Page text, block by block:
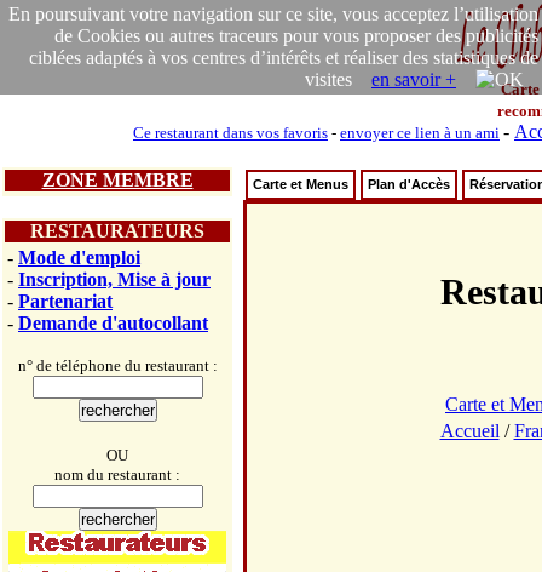
En poursuivant votre navigation sur ce site, vous acceptez l’utilisation
de Cookies ou autres traceurs pour vous proposer des publicités
ciblées adaptés à vos centres d’intérêts et réaliser des statistiques de
visites en savoir +
Carte
Ce restaurant dans vos favoris - envoyer ce lien à un ami -
ZONE MEMBRE
RESTAURATEURS
- Mode d'emploi
- Inscription, Mise à jour
- Partenariat
- Demande d'autocollant
n° de téléphone du restaurant :
OU
nom du restaurant :
Carte et Menus Plan d'Accès
Carte et
Accueil /